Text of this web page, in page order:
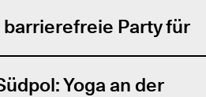
barrierefreie Party für
Yoga an der